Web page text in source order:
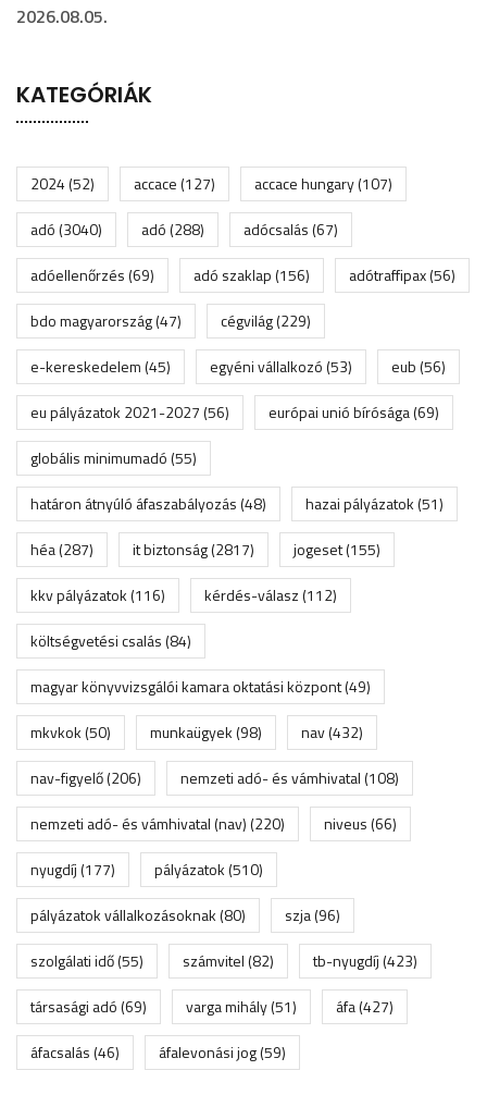
2026.08.05.
KATEGÓRIÁK
2024(52) accace(127) accace hungary(107)
adó(3040) adó(288) adócsalás(67)
adóellenőrzés(69) adó szaklap(156) adótraffipax(56)
bdo magyarország(47) cégvilág(229)
e-kereskedelem(45) egyéni vállalkozó(53) eub(56)
eu pályázatok 2021-2027(56) európai unió bírósága(69)
globális minimumadó(55)
határon átnyúló áfaszabályozás(48) hazai pályázatok(51)
héa(287) it biztonság(2817) jogeset(155)
kkv pályázatok(116) kérdés-válasz(112)
költségvetési csalás(84)
magyar könyvvizsgálói kamara oktatási központ(49)
mkvkok(50) munkaügyek(98) nav(432)
nav-figyelő(206) nemzeti adó- és vámhivatal(108)
nemzeti adó- és vámhivatal (nav)(220) niveus(66)
nyugdíj(177) pályázatok(510)
pályázatok vállalkozásoknak(80) szja(96)
szolgálati idő(55) számvitel(82) tb-nyugdíj(423)
társasági adó(69) varga mihály(51) áfa(427)
áfacsalás(46) áfalevonási jog(59)